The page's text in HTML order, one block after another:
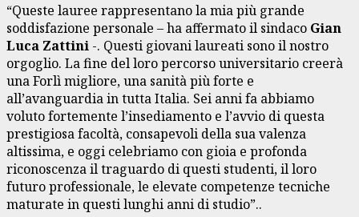
“Queste lauree rappresentano la mia più grande
soddisfazione personale – ha affermato il sindaco Gian
Luca Zattini -. Questi giovani laureati sono il nostro
orgoglio. La fine del loro percorso universitario creerà
una Forlì migliore, una sanità più forte e
all’avanguardia in tutta Italia. Sei anni fa abbiamo
voluto fortemente l’insediamento e l’avvio di questa
prestigiosa facoltà, consapevoli della sua valenza
altissima, e oggi celebriamo con gioia e profonda
riconoscenza il traguardo di questi studenti, il loro
futuro professionale, le elevate competenze tecniche
maturate in questi lunghi anni di studio”..